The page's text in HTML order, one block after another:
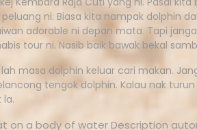
ni. Biasa kita nampak dolphin
adorable ni depan mata. Tapi
tour ni. Nasib baik bawak bekal
masa dolphin keluar cari makan.
tengok dolphin. Kalau nak
la.